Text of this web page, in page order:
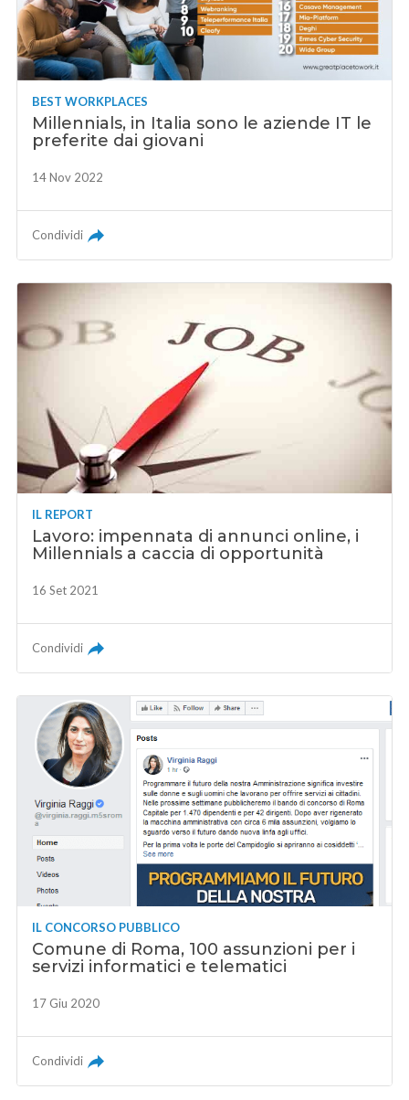
BEST WORKPLACES
Millennials, in Italia sono le aziende IT le
preferite dai giovani
14 Nov 2022
Condividi
IL REPORT
Lavoro: impennata di annunci online, i
Millennials a caccia di opportunità
16 Set 2021
Condividi
IL CONCORSO PUBBLICO
Comune di Roma, 100 assunzioni per i
servizi informatici e telematici
17 Giu 2020
Condividi